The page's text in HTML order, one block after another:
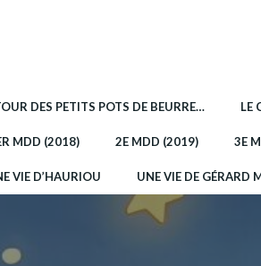
DES PETITS POTS DE BEURRE… LE
MDD (2018) 2E MDD (2019) 3E
VIE D’HAURIOU UNE VIE DE GÉRARD